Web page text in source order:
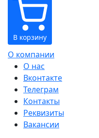
В корзину
О компании
О нас
Вконтакте
Телеграм
Контакты
Реквизиты
Вакансии